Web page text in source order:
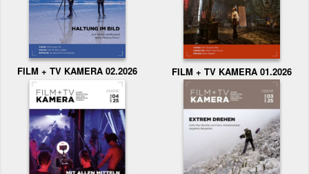
FILM + TV KAMERA 02.2026 FILM + TV KAMERA 01.2026